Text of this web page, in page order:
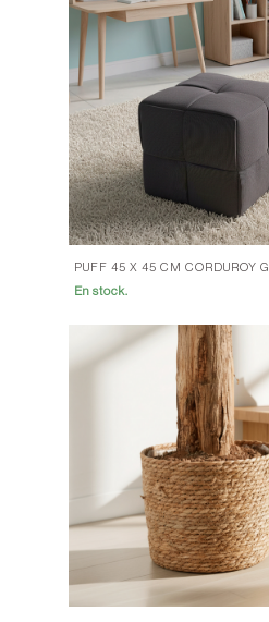
PUFF 45 X 45 CM CORDUROY
En stock.